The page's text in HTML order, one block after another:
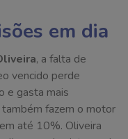
em dia
, a falta de
vencido perde
e gasta mais
também fazem o motor
até 10%. Oliveira